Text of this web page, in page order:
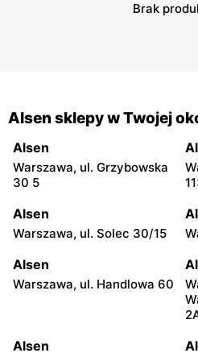
Brak
Alsen sklepy w Twojej
Alsen
Warszawa, ul. Grzybowska
30 5
Alsen
Warszawa, ul. Solec 30/15
Alsen
Warszawa, ul. Handlowa 60
Alsen